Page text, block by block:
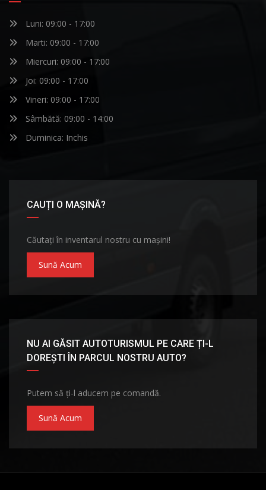
Luni: 09:00 - 17:00
Marti: 09:00 - 17:00
Miercuri: 09:00 - 17:00
Joi: 09:00 - 17:00
Vineri: 09:00 - 17:00
Sâmbătă: 09:00 - 14:00
Duminica: Inchis
CAUȚI O MAȘINĂ?
Căutați în inventarul nostru cu mașini!
Sună Acum
NU AI GĂSIT AUTOTURISMUL PE CARE ȚI-L
DOREȘTI ÎN PARCUL NOSTRU AUTO?
Putem să ți-l aducem pe comandă.
Sună Acum